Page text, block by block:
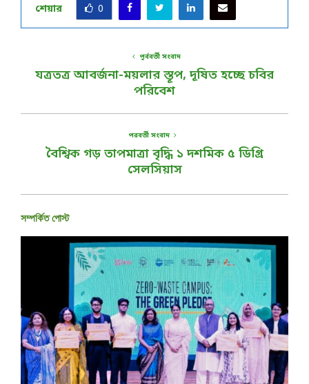
শেয়ার 0
পূর্ববর্তী সংবাদ
যত্রতত্র আবর্জনা-ময়লার স্তূপ, দূষিত হচ্ছে চবির
পরিবেশ
পরবর্তী সংবাদ
বৈশ্বিক গড় তাপমাত্রা বৃদ্ধি ১ দশমিক ৫ ডিগ্রি
সেলসিয়াস
সম্পর্কিত পোস্ট